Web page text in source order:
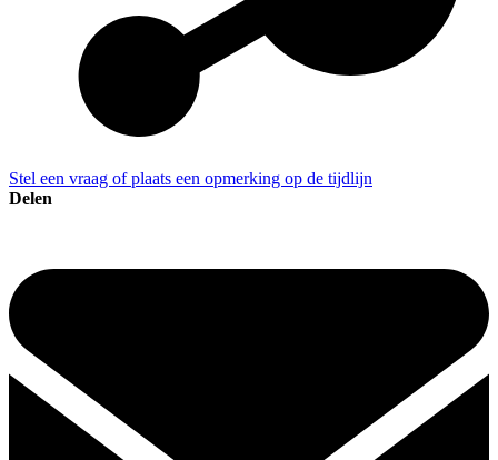
Stel een vraag of plaats een opmerking op de tijdlijn
Delen